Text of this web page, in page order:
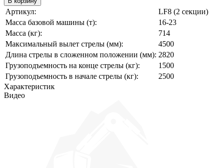
Артикул:
LF8 (2 секции)
Масса базовой машины (т):
16-23
Масса (кг):
714
Максимальный вылет стрелы (мм):
4500
Длина стрелы в сложенном положении (мм): 2820
Грузоподъемность на конце стрелы (кг):
1500
Грузоподъемность в начале стрелы (кг):
2500
Характеристик
Видео